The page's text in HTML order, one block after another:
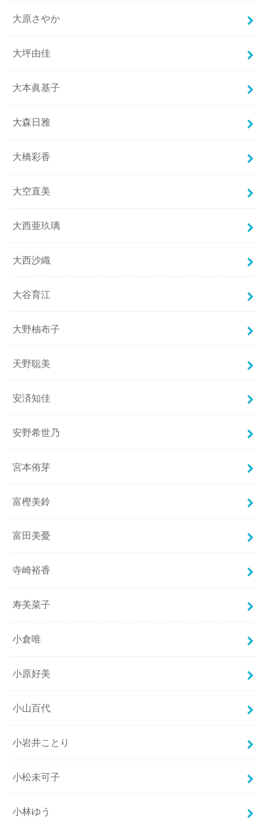
大原さやか
大坪由佳
大本眞基子
大森日雅
大橋彩香
大空直美
大西亜玖璃
大西沙織
大谷育江
大野柚布子
天野聡美
安済知佳
安野希世乃
宮本侑芽
富樫美鈴
富田美憂
寺崎裕香
寿美菜子
小倉唯
小原好美
小山百代
小岩井ことり
小松未可子
小林ゆう